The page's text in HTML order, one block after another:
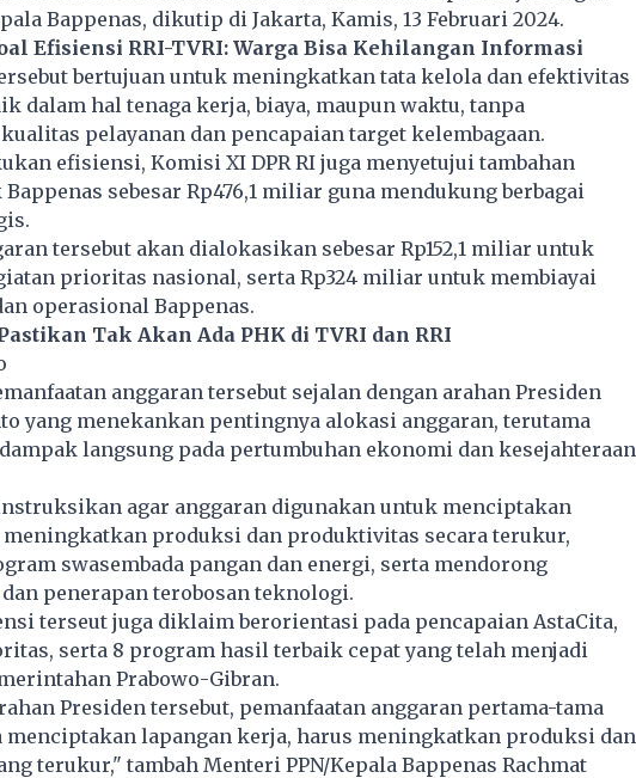
Bappenas, dikutip di Jakarta, Kamis, 13 Februari 2024.
Efisiensi RRI-TVRI: Warga Bisa Kehilangan Informasi
bertujuan untuk meningkatkan tata kelola dan efektivitas
dalam hal tenaga kerja, biaya, maupun waktu, tanpa
pelayanan dan pencapaian target kelembagaan.
efisiensi, Komisi XI DPR RI juga menyetujui tambahan
sebesar Rp476,1 miliar guna mendukung berbagai
tersebut akan dialokasikan sebesar Rp152,1 miliar untuk
prioritas nasional, serta Rp324 miliar untuk membiayai
operasional Bappenas.
Tak Akan Ada PHK di TVRI dan RRI
anggaran tersebut sejalan dengan arahan Presiden
yang menekankan pentingnya alokasi anggaran, terutama
langsung pada pertumbuhan ekonomi dan kesejahteraan
agar anggaran digunakan untuk menciptakan
produksi dan produktivitas secara terukur,
swasembada pangan dan energi, serta mendorong
penerapan terobosan teknologi.
terseut juga diklaim berorientasi pada pencapaian AstaCita,
serta 8 program hasil terbaik cepat yang telah menjadi
Prabowo-Gibran.
Presiden tersebut, pemanfaatan anggaran pertama-tama
menciptakan lapangan kerja, harus meningkatkan produksi dan
terukur," tambah Menteri PPN/Kepala Bappenas Rachmat